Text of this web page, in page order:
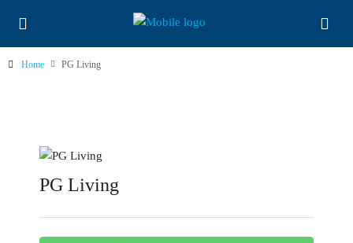
Home PG Living
PG Living